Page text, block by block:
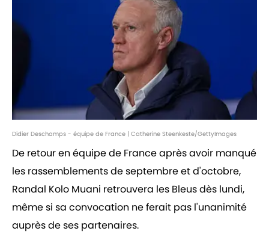
Didier Deschamps - équipe de France | Catherine Steenkeste/GettyImages
De retour en équipe de France après avoir manqué
les rassemblements de septembre et d'octobre,
Randal Kolo Muani retrouvera les Bleus dès lundi,
même si sa convocation ne ferait pas l'unanimité
auprès de ses partenaires.